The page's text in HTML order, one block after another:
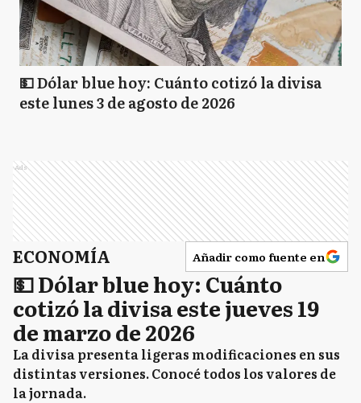
💵 Dólar blue hoy: Cuánto cotizó la divisa
este lunes 3 de agosto de 2026
Ads
ECONOMÍA Añadir como fuente en
💵 Dólar blue hoy: Cuánto
cotizó la divisa este jueves 19
de marzo de 2026
La divisa presenta ligeras modificaciones en sus
distintas versiones. Conocé todos los valores de
la jornada.